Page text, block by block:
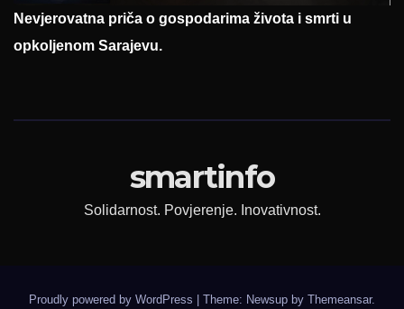
Nevjerovatna priča o gospodarima života i smrti u
opkoljenom Sarajevu.
smartinfo
Solidarnost. Povjerenje. Inovativnost.
Proudly powered by WordPress | Theme: Newsup by Themeansar.